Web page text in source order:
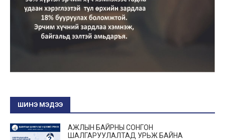
ШИНЭ МЭДЭЭ
АЖЛЫН БАЙРНЫ СОНГОН
ШАЛГАРУУЛАЛТАД УРЬЖ БАЙНА